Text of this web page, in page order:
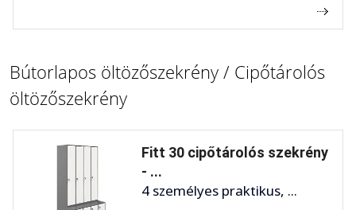
Bútorlapos öltözőszekrény / Cipőtárolós
öltözőszekrény
Fitt 30 cipőtárolós szekrény
- ...
4 személyes praktikus, ...